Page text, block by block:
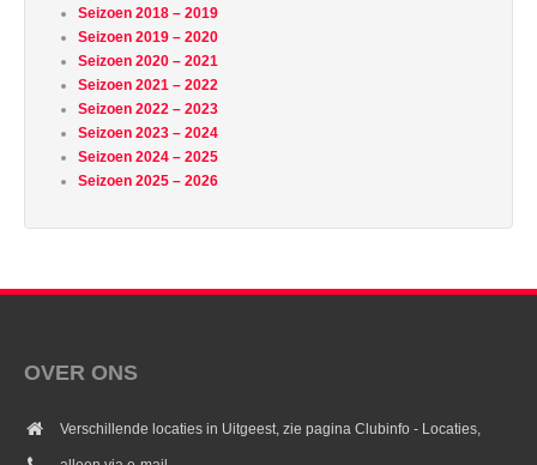
Seizoen 2018 – 2019
Seizoen 2019 – 2020
Seizoen 2020 – 2021
Seizoen 2021 – 2022
Seizoen 2022 – 2023
Seizoen 2023 – 2024
Seizoen 2024 – 2025
Seizoen 2025 – 2026
OVER ONS
Verschillende locaties in Uitgeest, zie pagina Clubinfo - Locaties,